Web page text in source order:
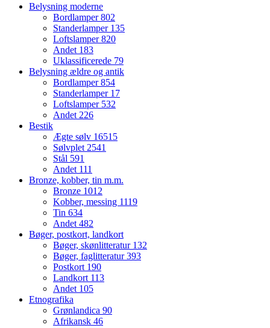
Belysning moderne
Bordlamper802
Standerlamper 135
Loftslamper820
Andet 183
Uklassificerede 79
Belysning ældre og antik
Bordlamper854
Standerlamper 17
Loftslamper 532
Andet 226
Bestik
Ægte sølv 16515
Sølvplet 2541
Stål 591
Andet 111
Bronze, kobber, tin m.m.
Bronze 1012
Kobber, messing 1119
Tin 634
Andet 482
Bøger, postkort, landkort
Bøger, skønlitteratur 132
Bøger, faglitteratur393
Postkort 190
Landkort 113
Andet 105
Etnografika
Grønlandica 90
Afrikansk 46